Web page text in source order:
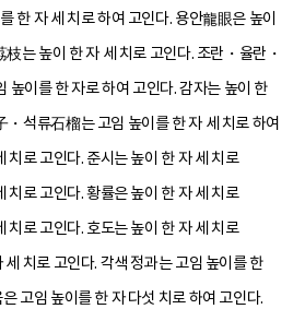
한 자 세 치로 하여 고인다. 용안龍眼은 높이
는 높이 한 자 세 치로 고인다. 조란・율란・
높이를 한 자로 하여 고인다. 감자는 높이 한
・석류石榴는 고임 높이를 한 자 세 치로 하여
치로 고인다. 준시는 높이 한 자 세 치로
치로 고인다. 황률은 높이 한 자 세 치로
치로 고인다. 호도는 높이 한 자 세 치로
세 치로 고인다. 각색 정과는 고임 높이를 한
고임 높이를 한 자 다섯 치로 하여 고인다.